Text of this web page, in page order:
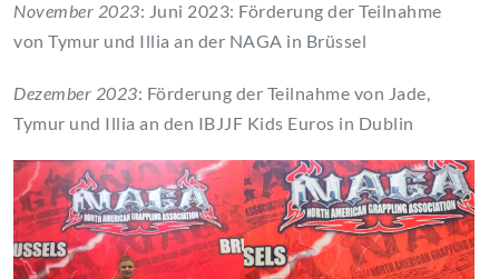
November 2023: Juni 2023: Förderung der Teilnahme
von Tymur und Illia an der NAGA in Brüssel
Dezember 2023: Förderung der Teilnahme von Jade,
Tymur und Illia an den IBJJF Kids Euros in Dublin